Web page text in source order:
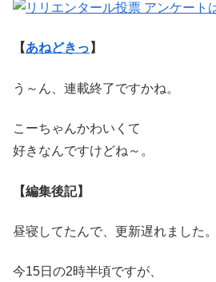
【あねどきっ 】
う～ん、連載終了ですかね。
こーちゃんかわいくて
好きなんですけどね～。
【編集後記】
昼寝してたんで、更新遅れました。
今15日の2時半頃ですが、